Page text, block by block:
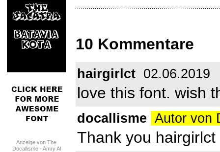
Anzeige von The
Docallisme - Amry Al
10 Kommentare
hairgirlct 02.06.2019
love this font. wish
docallisme Autor von
Thank you hairgirlct